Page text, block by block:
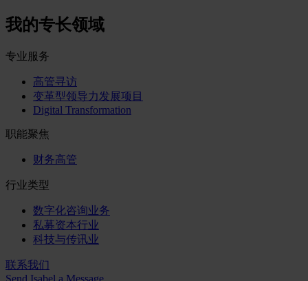
我的专长领域
专业服务
高管寻访
变革型领导力发展项目
Digital Transformation
职能聚焦
财务高管
行业类型
数字化咨询业务
私募资本行业
科技与传讯业
联系我们
Send Isabel a Message